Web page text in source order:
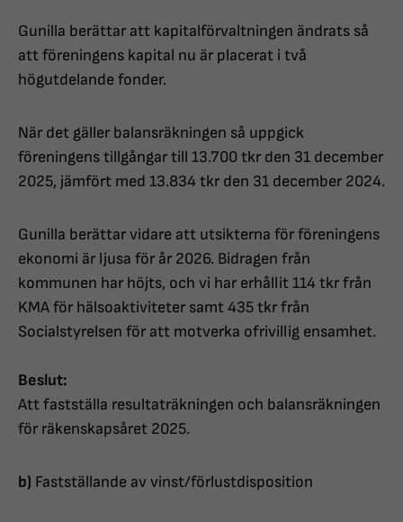
Gunilla berättar att kapitalförvaltningen ändrats så
att föreningens kapital nu är placerat i två
högutdelande fonder.
När det gäller balansräkningen så uppgick
föreningens tillgångar till 13.700 tkr den 31 december
2025, jämfört med 13.834 tkr den 31 december 2024.
Gunilla berättar vidare att utsikterna för föreningens
ekonomi är ljusa för år 2026. Bidragen från
kommunen har höjts, och vi har erhållit 114 tkr från
KMA för hälsoaktiviteter samt 435 tkr från
Socialstyrelsen för att motverka ofrivillig ensamhet.
Beslut:
Att fastställa resultaträkningen och balansräkningen
för räkenskapsåret 2025.
b) Fastställande av vinst/förlustdisposition